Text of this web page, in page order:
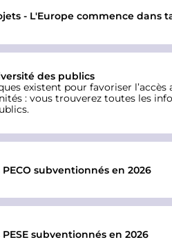
- L'Europe commence dans
des publics
existent pour favoriser
: vous trouverez toutes les
.
subventionnés en 2026
subventionnés en 2026